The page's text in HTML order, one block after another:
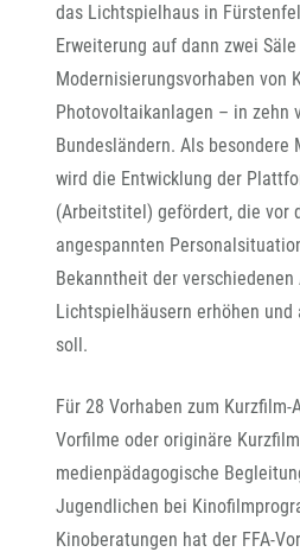
das Lichtspielhaus in
Erweiterung auf dann zwei Säle
Modernisierungsvorhaben von
Photovoltaikanlagen – in zehn
Bundesländern. Als besondere
wird die Entwicklung der
(Arbeitstitel) gefördert, die vor
angespannten
Bekanntheit der
Lichtspielhäusern erhöhen
soll.
Für 28 Vorhaben zum
Vorfilme oder originäre
medienpädagogische
Jugendlichen bei
Kinoberatungen hat der FFA-